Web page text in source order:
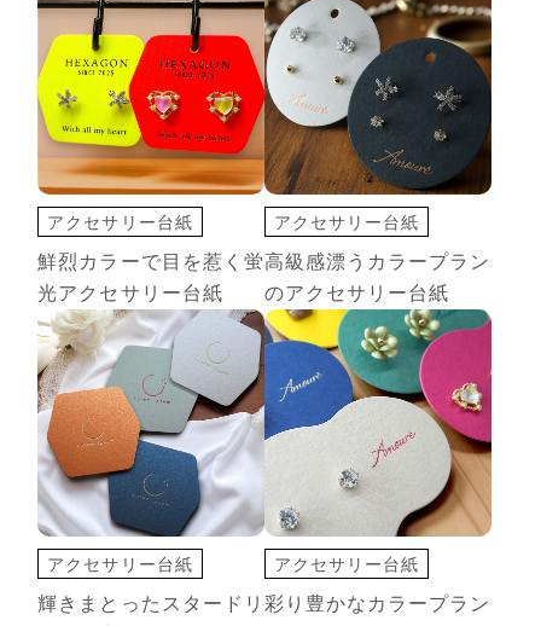
アクセサリー台紙
切込オプション
変形カード
蛍光カラー
鮮烈カラーで目を惹く蛍
光アクセサリー台紙
アクセサリー台紙
切込オプション
変形カード
高級感漂うカラープラン
のアクセサリー台紙
アクセサリー台紙
ショップカード
タグ
輝きまとったスタードリ
アクセサリー台紙
切込オプション
彩り豊かなカラープラン